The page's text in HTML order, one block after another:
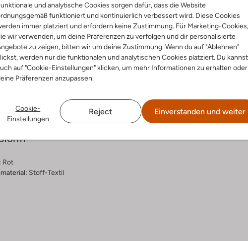
und analytische Cookies sorgen dafür, dass die Website
funktioniert und kontinuierlich verbessert wird. Diese Cookies
immer platziert und erfordern keine Zustimmung. Für Marketing-Cookies,
wir verwenden, um deine Präferenzen zu verfolgen und dir personalisierte
zu zeigen, bitten wir um deine Zustimmung. Wenn du auf "Ablehnen"
werden nur die funktionalen und analytischen Cookies platziert. Du kannst
auf "Cookie-Einstellungen" klicken, um mehr Informationen zu erhalten oder
Präferenzen anzupassen.
Cookie-
Einstellungen
Reject Einverstanden und weiter
Lieferung & Rückgabe
&
Rot
Stoff-Textil